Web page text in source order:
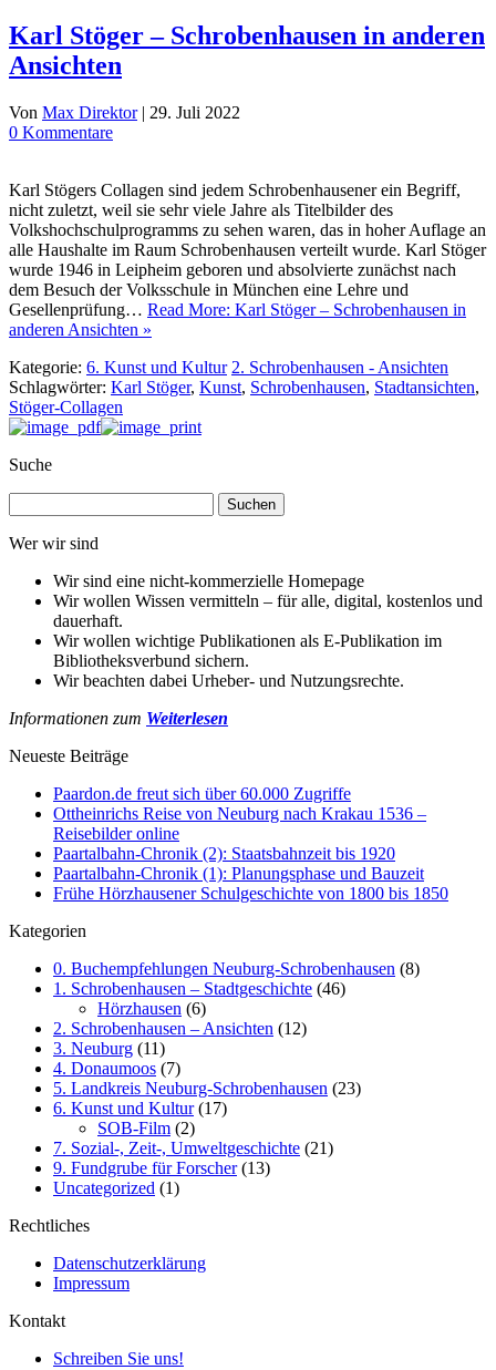
Karl Stöger – Schrobenhausen in anderen
Ansichten
Von Max Direktor | 29. Juli 2022
0 Kommentare
Karl Stögers Collagen sind jedem Schrobenhausener ein Begriff,
nicht zuletzt, weil sie sehr viele Jahre als Titelbilder des
Volkshochschulprogramms zu sehen waren, das in hoher Auflage an
alle Haushalte im Raum Schrobenhausen verteilt wurde. Karl Stöger
wurde 1946 in Leipheim geboren und absolvierte zunächst nach
dem Besuch der Volksschule in München eine Lehre und
Gesellenprüfung… Read More: Karl Stöger – Schrobenhausen in
anderen Ansichten »
Kategorie: 6. Kunst und Kultur 2. Schrobenhausen - Ansichten
Schlagwörter: Karl Stöger, Kunst, Schrobenhausen, Stadtansichten,
Stöger-Collagen
Suche
nach:
Wer wir sind
Wir sind eine nicht-kommerzielle Homepage
Wir wollen Wissen vermitteln – für alle, digital, kostenlos und
dauerhaft.
Wir wollen wichtige Publikationen als E-Publikation im
Bibliotheksverbund sichern.
Wir beachten dabei Urheber- und Nutzungsrechte.
Informationen zum Weiterlesen
Neueste Beiträge
Paardon.de freut sich über 60.000 Zugriffe
Ottheinrichs Reise von Neuburg nach Krakau 1536 –
Reisebilder online
Paartalbahn-Chronik (2): Staatsbahnzeit bis 1920
Paartalbahn-Chronik (1): Planungsphase und Bauzeit
Frühe Hörzhausener Schulgeschichte von 1800 bis 1850
Kategorien
0. Buchempfehlungen Neuburg-Schrobenhausen (8)
1. Schrobenhausen – Stadtgeschichte (46)
Hörzhausen (6)
2. Schrobenhausen – Ansichten (12)
3. Neuburg (11)
4. Donaumoos (7)
5. Landkreis Neuburg-Schrobenhausen (23)
6. Kunst und Kultur(17)
SOB-Film (2)
7. Sozial-, Zeit-, Umweltgeschichte (21)
9. Fundgrube für Forscher(13)
Uncategorized (1)
Rechtliches
Datenschutzerklärung
Impressum
Kontakt
Schreiben Sie uns!